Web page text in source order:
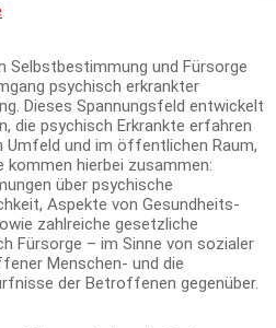
Selbstbestimmung und Fürsorge
psychisch erkrankter
Dieses Spannungsfeld entwickelt
die psychisch Erkrankte erfahren
Umfeld und im öffentlichen Raum,
kommen hierbei zusammen:
über psychische
Aspekte von Gesundheits-
zahlreiche gesetzliche
Fürsorge – im Sinne von sozialer
Menschen- und die
der Betroffenen gegenüber.